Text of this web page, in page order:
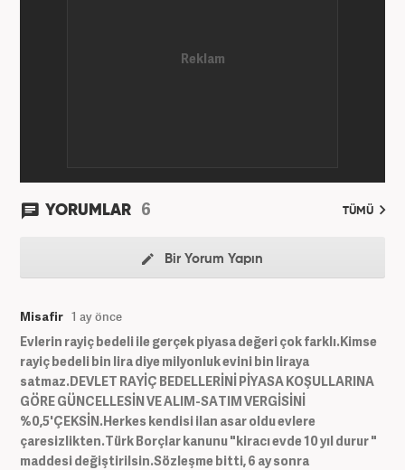
YORUMLAR 6 TÜMÜ
Bir Yorum Yapın
Misafir 1 ay önce
Evlerin rayiç bedeli ile gerçek piyasa değeri çok farklı.Kimse
rayiç bedeli bin lira diye milyonluk evini bin liraya
satmaz.DEVLET RAYİÇ BEDELLERİNİ PİYASA KOŞULLARINA
GÖRE GÜNCELLESİN VE ALIM-SATIM VERGİSİNİ
%0,5'ÇEKSİN.Herkes kendisi ilan asar oldu evlere
çaresizlikten.Türk Borçlar kanunu "kiracı evde 10 yıl durur "
maddesi değiştirilsin.Sözleşme bitti, 6 ay sonra